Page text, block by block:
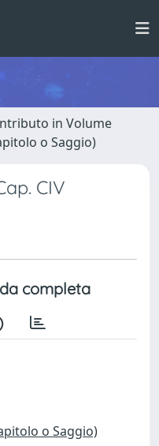
in Volume
o Saggio)
CIV
completa
o Saggio)